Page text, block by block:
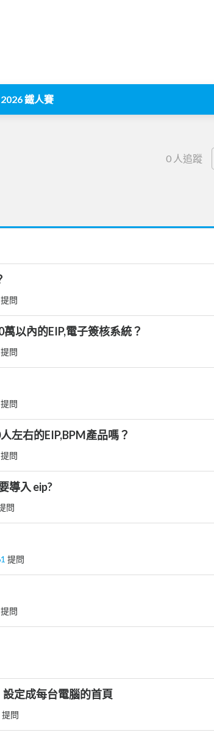
2026 鐵人賽
0 人追蹤
提問
以內的EIP,電子簽核系統？
提問
提問
左右的EIP,BPM產品嗎？
提問
導入 eip?
問
提問
提問
定成每台電腦的首頁
提問